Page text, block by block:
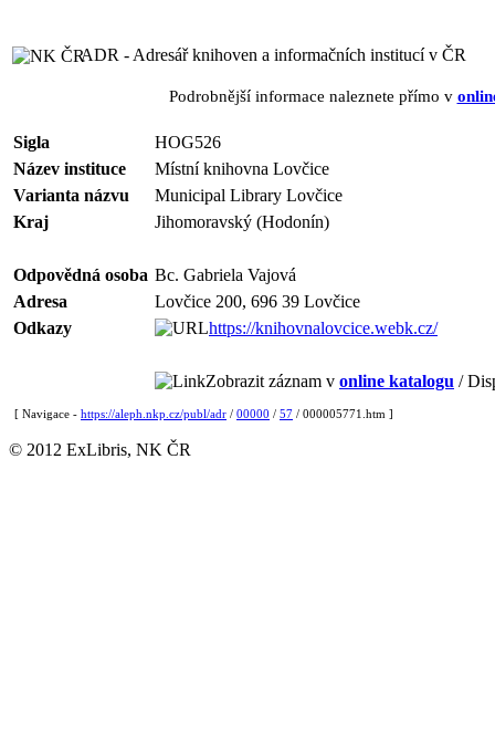
ADR - Adresář knihoven a informačních institucí v ČR
Podrobnější informace naleznete přímo v
Sigla
HOG526
Název instituce
Místní knihovna Lovčice
Varianta názvu
Municipal Library Lovčice
Kraj
Jihomoravský (Hodonín)
Odpovědná osoba Bc. Gabriela Vajová
Adresa
Lovčice 200, 696 39 Lovčice
Odkazy
https://knihovnalovcice.webk.cz/
Zobrazit záznam v online katalogu /
[ Navigace - https://aleph.nkp.cz/publ/adr / 00000 / 57 / 000005771.htm ]
© 2012 ExLibris, NK ČR